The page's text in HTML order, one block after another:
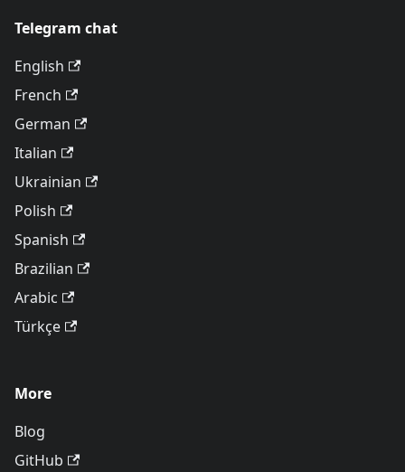
Telegram chat
English
French
German
Italian
Ukrainian
Polish
Spanish
Brazilian
Arabic
Türkçe
More
Blog
GitHub